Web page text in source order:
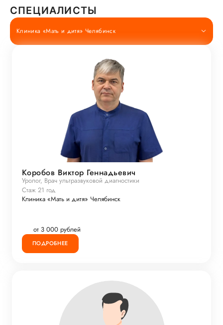
СПЕЦИАЛИСТЫ
Клиника «Мать и дитя» Челябинск
Коробов Виктор Геннадьевич
Уролог, Врач ультразвуковой диагностики
Стаж 21 год
Клиника «Мать и дитя» Челябинск
от 3 000 рублей
ПОДРОБНЕЕ